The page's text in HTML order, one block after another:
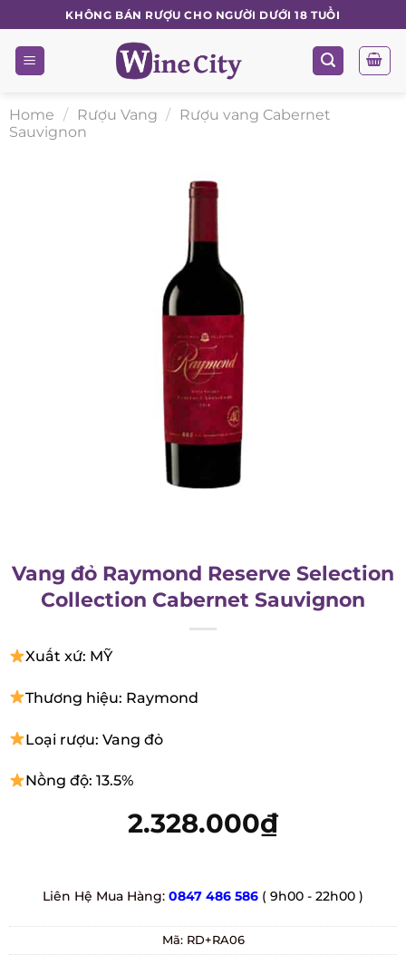
to
content
KHÔNG BÁN RƯỢU CHO NGƯỜI DƯỚI 18 TUỔI
Home / Rượu Vang /
Rượu vang Cabernet
Sauvignon
Vang đỏ Raymond Reserve
Selection Collection Cabernet
Sauvignon
Liên Hệ Mua Hàng:0847 486 586 ( 9h00 - 22h00 )